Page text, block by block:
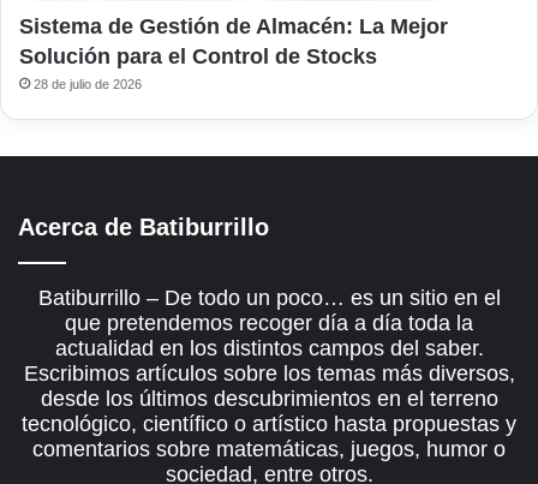
Sistema de Gestión de Almacén: La Mejor
Solución para el Control de Stocks
28 de julio de 2026
Acerca de Batiburrillo
Batiburrillo – De todo un poco… es un sitio en el
que pretendemos recoger día a día toda la
actualidad en los distintos campos del saber.
Escribimos artículos sobre los temas más diversos,
desde los últimos descubrimientos en el terreno
tecnológico, científico o artístico hasta propuestas y
comentarios sobre matemáticas, juegos, humor o
sociedad, entre otros.